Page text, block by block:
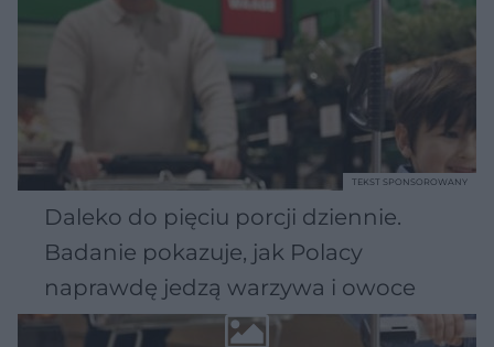
Daleko do pięciu porcji dziennie.
Badanie pokazuje, jak Polacy
naprawdę jedzą warzywa i owoce
TEKST SPONSOROWANY